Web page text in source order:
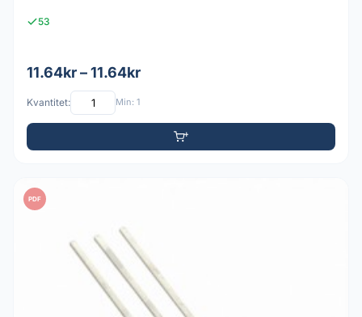
53
11.64kr – 11.64kr
Kvantitet: Min: 1
PDF